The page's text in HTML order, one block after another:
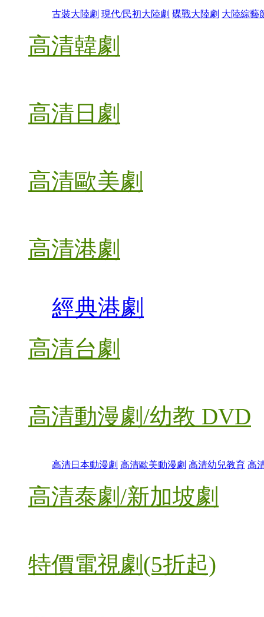
古裝大陸劇 現代/民初大陸劇 碟戰大陸劇 大陸綜藝
高清韓劇
高清日劇
高清歐美劇
高清港劇
經典港劇
高清台劇
高清動漫劇/幼教 DVD
高清日本動漫劇 高清歐美動漫劇 高清幼兒教育 高
高清泰劇/新加坡劇
特價電視劇(5折起)